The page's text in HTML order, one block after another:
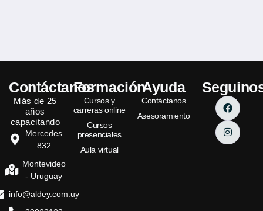
Contáctanos
Más de 25
años
capacitando
Mercedes
832
Montevideo
- Uruguay
info@aldey.com.uy
Formación
Cursos y
carreras online
Cursos
presenciales
Aula virtual
Ayuda
Contáctanos
Asesoramiento